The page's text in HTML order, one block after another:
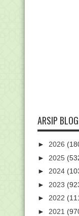
ARSIP
► 2026
► 2025
► 2024
► 2023
► 2022
► 2021